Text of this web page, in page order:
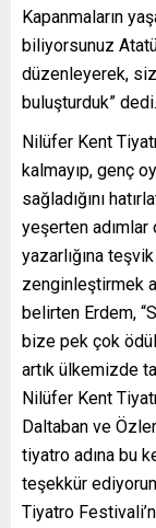
Kapanmaların
biliyorsunuz
düzenleyerek,
buluşturduk” dedi.
Nilüfer Kent
kalmayıp, genç
sağladığını
yeşerten adımlar
yazarlığına
zenginleştirmek
belirten Erdem,
bize pek çok
artık ülkemizde
Nilüfer Kent
Daltaban ve
tiyatro adına bu
teşekkür
Tiyatro